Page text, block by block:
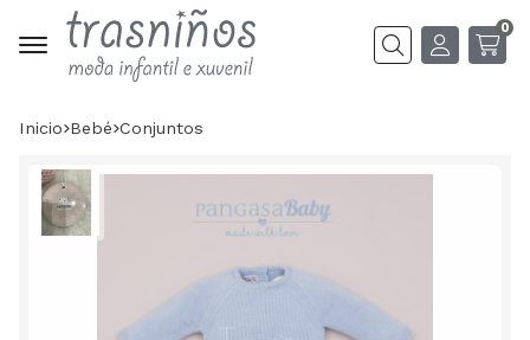
Buscar
0
Inicio bebé conjuntos